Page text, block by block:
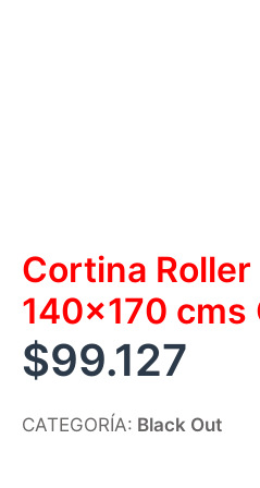
Cortina
140×170 cms
$99.127
CATEGORÍA: Black Out